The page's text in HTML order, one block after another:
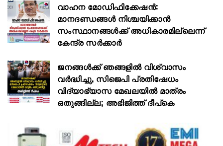
വാഹന മോഡിഫിക്കേഷൻ:
മാനദണ്ഡങ്ങൾ നിശ്ചയിക്കാൻ
സംസ്ഥാനങ്ങൾക്ക് അധികാരമില്ലെന്ന്
കേന്ദ്ര സർക്കാർ
ജനങ്ങൾക്ക് ഞങ്ങളിൽ വിശ്വാസം
വർദ്ധിച്ചു, സിജെപി പ്രതിഷേധം
വിദ്യാഭ്യാസ മേഖലയിൽ മാത്രം
ഒതുങ്ങില്ല; അഭിജിത്ത് ദീപ്കെ